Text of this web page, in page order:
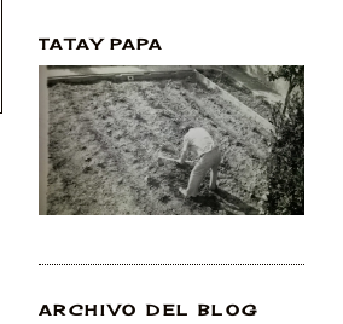
TATAY PAPA
ARCHIVO DEL BLOG